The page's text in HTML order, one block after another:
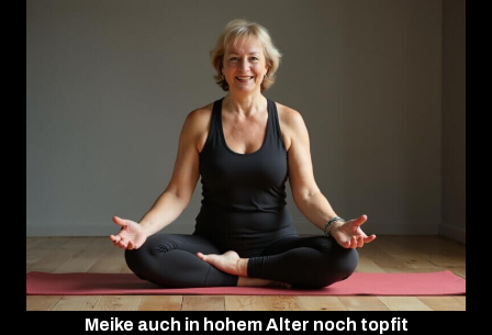
Meike auch in hohem Alter noch topfit